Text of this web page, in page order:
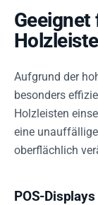
Aufgrund der
besonders
Holzleisten
eine
oberflächlich
POS-